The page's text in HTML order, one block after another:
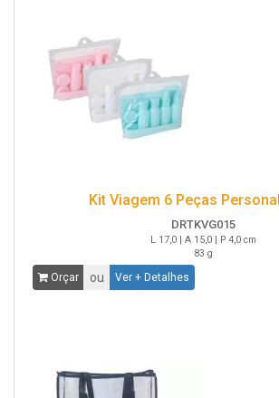
Kit Viagem 6 Peças
DRTKVG015
L 17,0 | A 15,0 | P 4,0 cm
83 g
Orçar ou Ver + Detalhes